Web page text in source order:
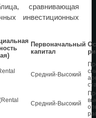
сравнивающая
инвестиционных
Первоначальный
капитал
Средний-Высокий
Средний-Высокий